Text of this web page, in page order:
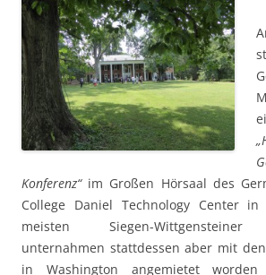
Konferenz“ im Großen Hörsaal des
College Daniel Technology Center
meisten Siegen-Wittgensteiner
unternahmen stattdessen aber mit
in Washington angemietet